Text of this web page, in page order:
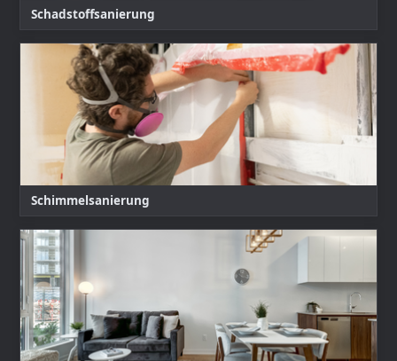
Schadstoffsanierung
Schimmelsanierung